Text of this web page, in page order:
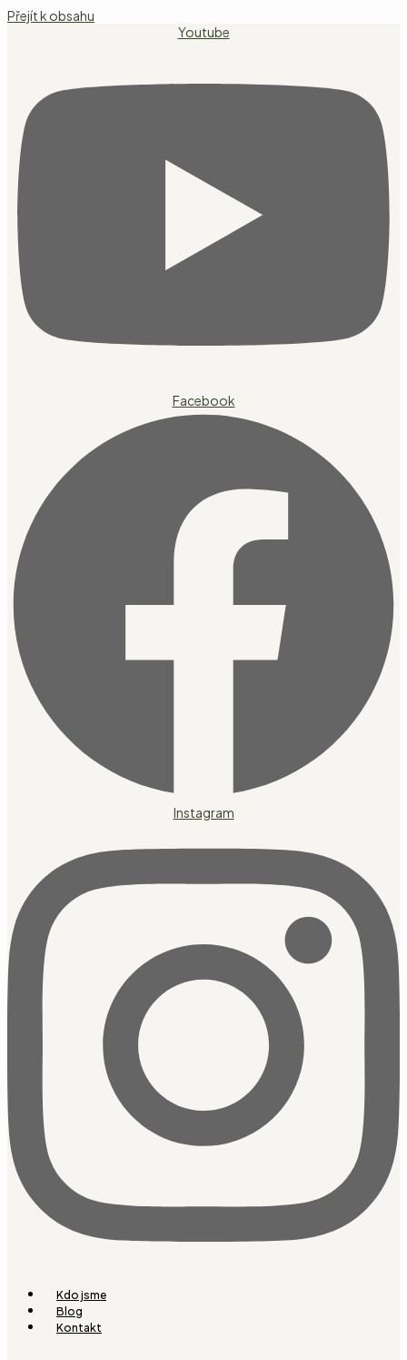
Přejít k obsahu
Youtube
Facebook
Instagram
Kdo jsme
Blog
Kontakt